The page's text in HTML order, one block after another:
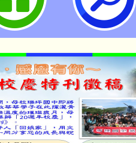
稱兼職同意辦
體受有報酬職
-桃園市立瑞坪